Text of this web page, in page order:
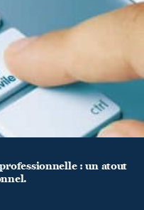
: un atout